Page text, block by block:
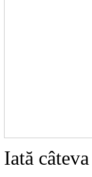
Iată